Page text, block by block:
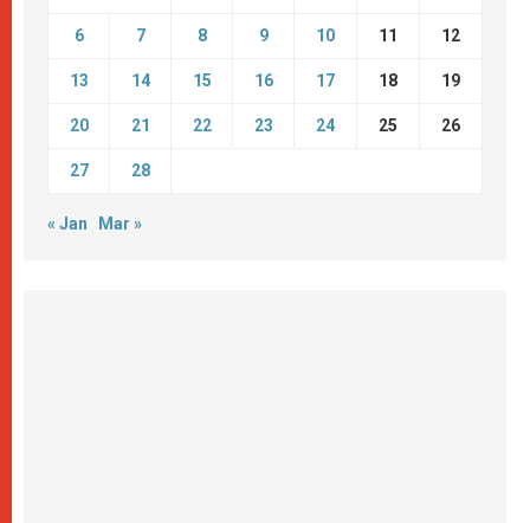
6 7 8 9 10 11 12
13 14 15 16 17 18 19
20 21 22 23 24 25 26
27 28
« Jan Mar »